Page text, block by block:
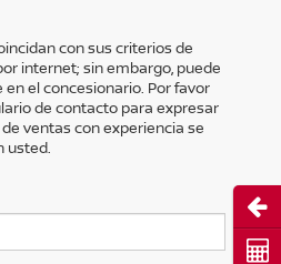
con sus criterios de
internet; sin embargo, puede
el concesionario. Por favor
de contacto para expresar
ventas con experiencia se
usted.